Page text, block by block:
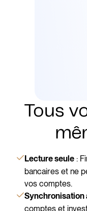
Tous
Synchronisation
comptes et
Lecture seule :
bancaires et ne
vos comptes.